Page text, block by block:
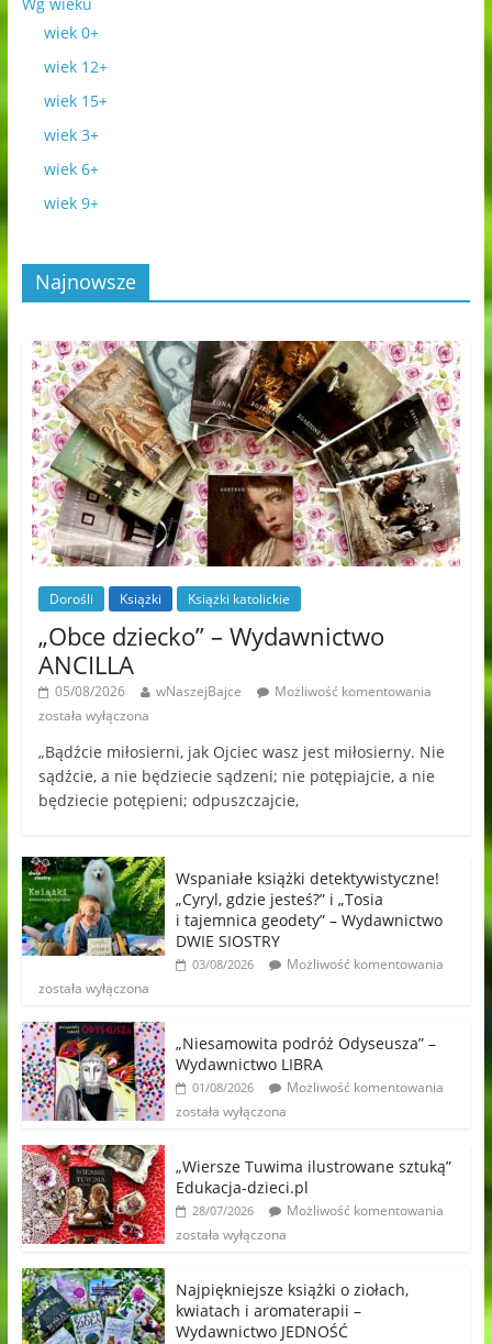
wiek 0+
wiek 12+
wiek 15+
wiek 3+
wiek 6+
wiek 9+
Najnowsze
Dorośli Książki Książki katolickie
„Obce dziecko” – Wydawnictwo
ANCILLA
05/08/2026 wNaszejBajce
Możliwość komentowania
została wyłączona
„Bądźcie miłosierni, jak Ojciec wasz jest miłosierny. Nie
sądźcie, a nie będziecie sądzeni; nie potępiajcie, a nie
będziecie potępieni; odpuszczajcie,
Wspaniałe książki detektywistyczne!
„Cyryl, gdzie jesteś?” i „Tosia
i tajemnica geodety” – Wydawnictwo
DWIE SIOSTRY
03/08/2026
Możliwość komentowania
została wyłączona
„Niesamowita podróż Odyseusza” –
Wydawnictwo LIBRA
01/08/2026
Możliwość komentowania
została wyłączona
„Wiersze Tuwima ilustrowane sztuką”
Edukacja-dzieci.pl
28/07/2026
Możliwość komentowania
została wyłączona
Najpiękniejsze książki o ziołach,
kwiatach i aromaterapii –
Wydawnictwo JEDNOŚĆ